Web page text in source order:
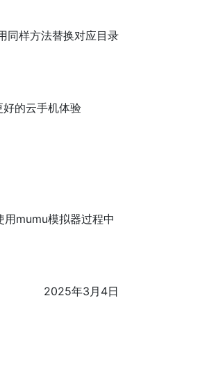
样方法替换对应目录
的云手机体验
mumu模拟器过程中
2025年3月4日